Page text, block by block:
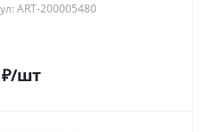
ART-200005480
/шт